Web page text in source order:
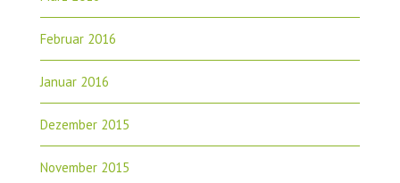
Februar 2016
Januar 2016
Dezember 2015
November 2015